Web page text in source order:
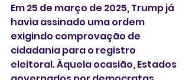
Em 25 de março de 2025, Trump já
havia assinado uma ordem
exigindo comprovação de
cidadania para o registro
eleitoral. Àquela ocasião, Estados